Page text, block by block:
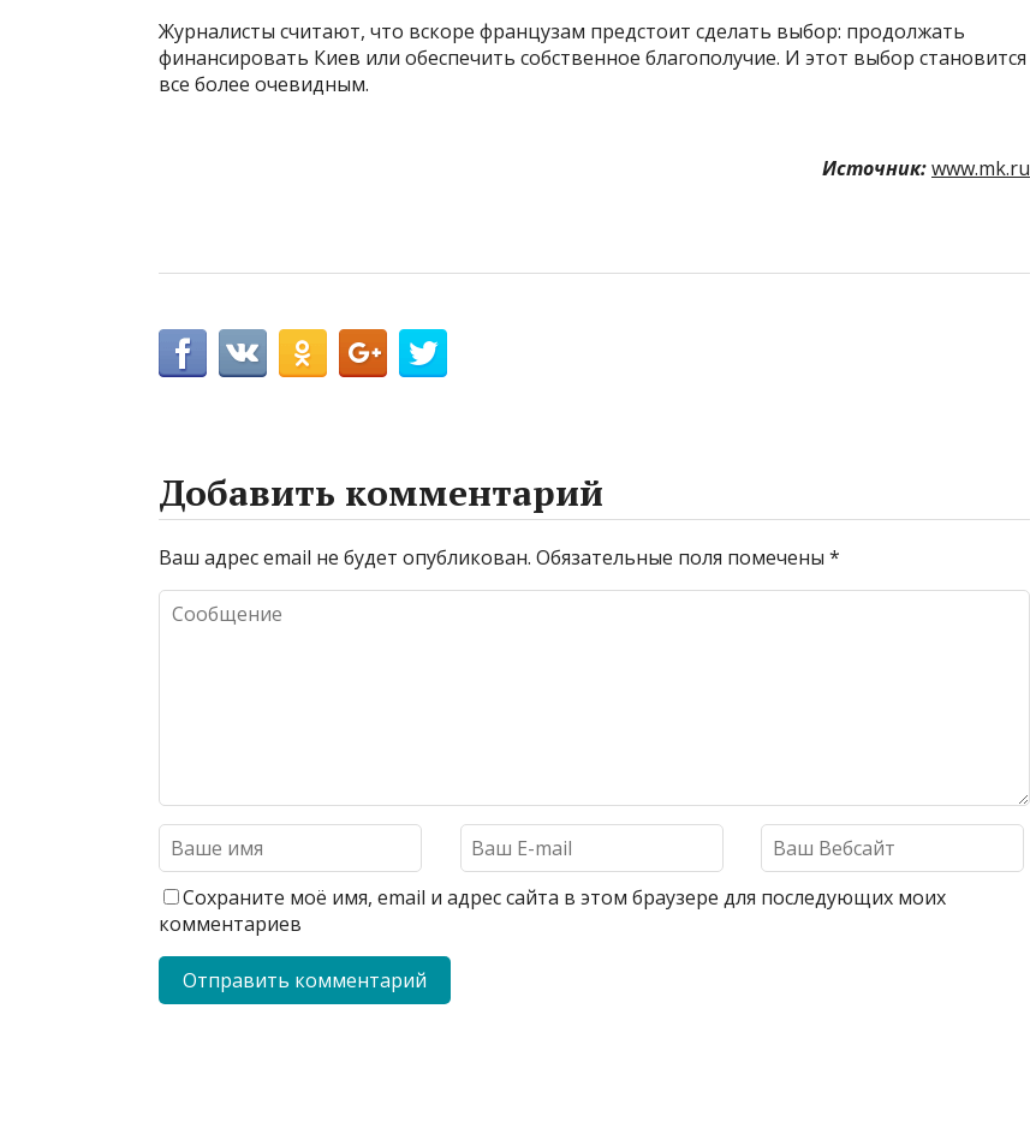
Журналисты считают, что вскоре французам предстоит сделать выбор: продолжать
финансировать Киев или обеспечить собственное благополучие. И этот выбор становится
все более очевидным.
Источник:www.mk.ru
Добавить комментарий
Ваш адрес email не будет опубликован. Обязательные поля помечены *
Сохраните моё имя, email и адрес сайта в этом браузере для последующих моих
комментариев